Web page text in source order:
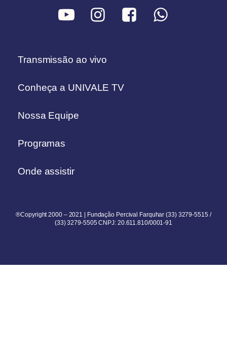
Transmissão ao vivo
Conheça a UNIVALE TV
Nossa Equipe
Programas
Onde assistir
®Copyright 2000 – 2021 | Fundação Percival Farquhar (33) 3279-5515 /
(33) 3279-5505 CNPJ: 20.611.810/0001-91